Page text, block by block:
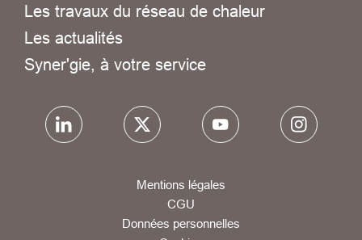
Les travaux du réseau de chaleur
Les actualités
Syner'gie, à votre service
Mentions légales
CGU
Données personnelles